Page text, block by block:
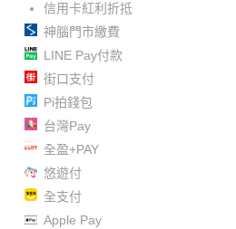
信用卡紅利折抵
神腦門市繳費
LINE Pay付款
街口支付
Pi拍錢包
台灣Pay
全盈+PAY
悠遊付
全支付
Apple Pay